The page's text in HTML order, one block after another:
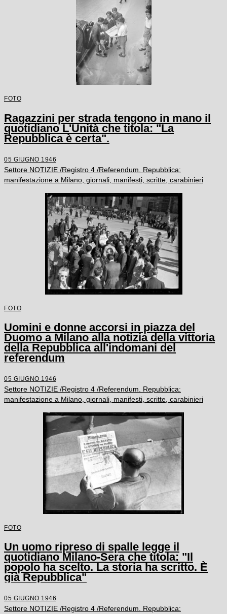
FOTO
Ragazzini per strada tengono in mano il
quotidiano L'Unità che titola: "La
Repubblica è certa".
05 GIUGNO 1946
Settore NOTIZIE /Registro 4 /Referendum. Repubblica:
manifestazione a Milano, giornali, manifesti, scritte, carabinieri
FOTO
Uomini e donne accorsi in piazza del
Duomo a Milano alla notizia della vittoria
della Repubblica all'indomani del
referendum
05 GIUGNO 1946
Settore NOTIZIE /Registro 4 /Referendum. Repubblica:
manifestazione a Milano, giornali, manifesti, scritte, carabinieri
FOTO
Un uomo ripreso di spalle legge il
quotidiano Milano-Sera che titola: "Il
popolo ha scelto. La storia ha scritto. È
già Repubblica"
05 GIUGNO 1946
Settore NOTIZIE /Registro 4 /Referendum. Repubblica: